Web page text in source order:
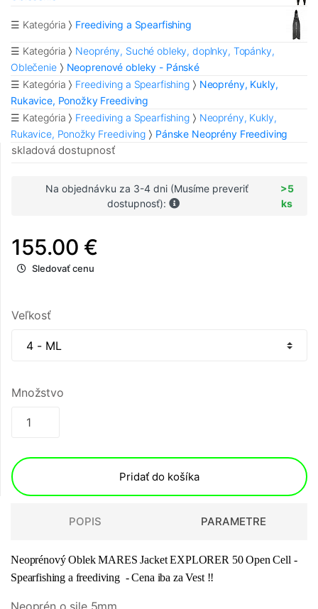
☰ Kategória Freediving a Spearfishing
☰ Kategória
Neoprény, Suché obleky, doplnky, Topánky,
Oblečenie
Neoprenové obleky - Pánské
☰ Kategória
Freediving a Spearfishing
Neoprény, Kukly,
Rukavice, Ponožky Freediving
☰ Kategória
Freediving a Spearfishing
Neoprény, Kukly,
Rukavice, Ponožky Freediving
Pánske Neoprény Freediving
skladová dostupnosť
Na objednávku za 3-4 dni (Musíme preveriť
dostupnosť):
>5
ks
155.00 €
Sledovať cenu
Veľkosť
Množstvo
Pridať do košíka
POPIS PARAMETRE
Neoprénový Oblek MARES Jacket EXPLORER 50 Open Cell -
Spearfishing a freediving - Cena iba za Vest!!